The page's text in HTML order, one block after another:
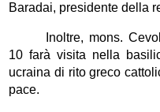
Baradai, presidente della
Inoltre, mons.
10 farà visita nella
ucraina di rito greco
pace.